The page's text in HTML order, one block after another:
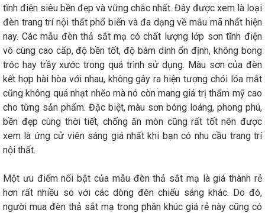
tĩnh điện siêu bền đẹp và vững chắc nhất. Đây được xem là loại
đèn trang trí nội thất phổ biến và đa dạng về mẫu mã nhất hiện
nay. Các mẫu đèn thả sắt mạ có chất lượng lớp sơn tĩnh điện
vô cùng cao cấp, độ bền tốt, độ bám dính ổn định, không bong
tróc hay trầy xước trong quá trình sử dụng. Màu sơn của đèn
kết hợp hài hòa với nhau, không gây ra hiện tượng chói lóa mắt
cũng không quá nhạt nhẽo mà nó còn mang giá trị thẩm mỹ cao
cho từng sản phẩm. Đặc biệt, màu sơn bóng loáng, phong phú,
bền đẹp cùng thời tiết, chống ăn mòn cũng rất tốt nên được
xem là ứng cử viên sáng giá nhất khi bạn có nhu cầu trang trí
nội thất.
Một ưu điểm nổi bật của mẫu đèn thả sắt mạ là giá thành rẻ
hơn rất nhiều so với các dòng đèn chiếu sáng khác. Do đó,
người mua đèn thả sắt mạ trong phân khúc giá rẻ này cũng có